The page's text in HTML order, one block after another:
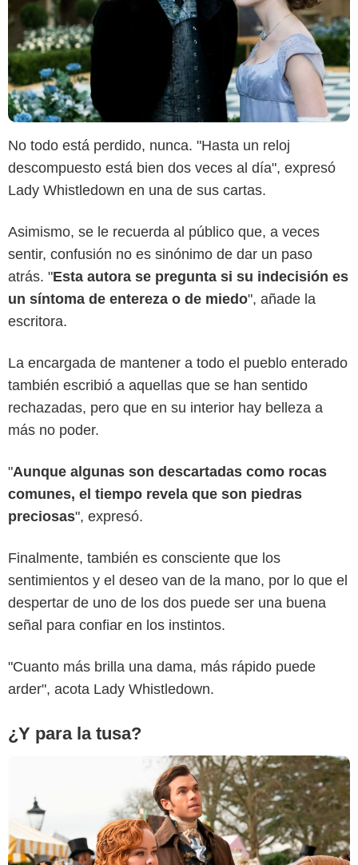
No todo está perdido, nunca. "Hasta un reloj
descompuesto está bien dos veces al día", expresó
Lady Whistledown en una de sus cartas.
Asimismo, se le recuerda al público que, a veces
sentir, confusión no es sinónimo de dar un paso
atrás. "Esta autora se pregunta si su indecisión es
un síntoma de entereza o de miedo", añade la
escritora.
La encargada de mantener a todo el pueblo enterado
también escribió a aquellas que se han sentido
rechazadas, pero que en su interior hay belleza a
más no poder.
"Aunque algunas son descartadas como rocas
comunes, el tiempo revela que son piedras
preciosas", expresó.
Finalmente, también es consciente que los
sentimientos y el deseo van de la mano, por lo que el
despertar de uno de los dos puede ser una buena
señal para confiar en los instintos.
"Cuanto más brilla una dama, más rápido puede
arder", acota Lady Whistledown.
¿Y para la tusa?